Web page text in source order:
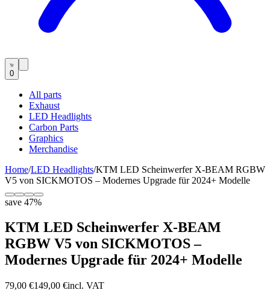
0
All parts
Exhaust
LED Headlights
Carbon Parts
Graphics
Merchandise
Home/LED Headlights/KTM LED Scheinwerfer X-BEAM RGBW
V5 von SICKMOTOS – Modernes Upgrade für 2024+ Modelle
save 47%
KTM LED Scheinwerfer X-BEAM
RGBW V5 von SICKMOTOS –
Modernes Upgrade für 2024+ Modelle
79,00 €149,00 €incl. VAT